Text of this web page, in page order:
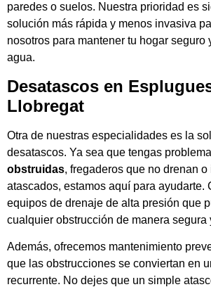
paredes o suelos. Nuestra prioridad es
solución más rápida y menos invasiva
nosotros para mantener tu hogar seguro
agua.
Desatascos en
Llobregat
Otra de nuestras especialidades es la
desatascos. Ya sea que tengas
obstruidas, fregaderos que no drenan o
atascados, estamos aquí para ayudarte.
equipos de drenaje de alta presión que
cualquier obstrucción de manera segura
Además, ofrecemos mantenimiento
que las obstrucciones se conviertan en
recurrente. No dejes que un simple